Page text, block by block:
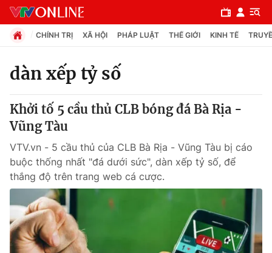
Chuyên mục
Chính trị
Xã hội
Pháp luật
Y tế
CHÍNH TRỊ XÃ HỘI PHÁP LUẬT THẾ GIỚI KINH TẾ
dàn xếp tỷ số
Khởi tố 5 cầu thủ CLB bóng đá Bà Rịa -
Vũng Tàu
VTV.vn - 5 cầu thủ của CLB Bà Rịa - Vũng Tàu bị cáo
buộc thống nhất "đá dưới sức", dàn xếp tỷ số, để
thắng độ trên trang web cá cược.